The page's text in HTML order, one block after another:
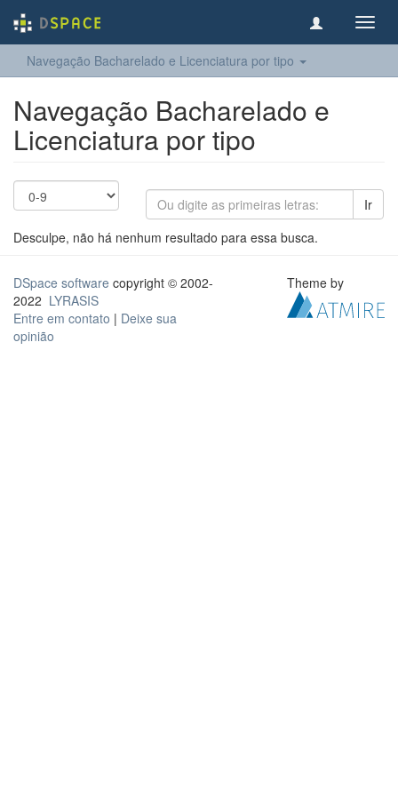
Navegação Bacharelado e Licenciatura por tipo
Navegação Bacharelado e
Licenciatura por tipo
Ir
Desculpe, não há nenhum resultado para essa busca.
DSpace software copyright © 2002-
2022 LYRASIS
Entre em contato | Deixe sua
opinião
Theme by